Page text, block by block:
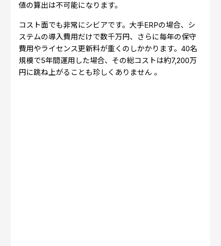
値の算出は不可能になります。
コスト面でも非常にシビアです。大手ERPの場合、シ
ステムの導入費用だけで数千万円、さらに毎年の保守
費用やライセンス更新料が重くのしかかります。40名
規模で5年間運用した場合、その総コストは約7,200万
円に跳ね上がることも珍しくありません 。